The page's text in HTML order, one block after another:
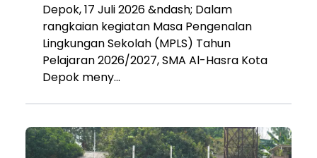
Depok, 17 Juli 2026 &ndash; Dalam
rangkaian kegiatan Masa Pengenalan
Lingkungan Sekolah (MPLS) Tahun
Pelajaran 2026/2027, SMA Al-Hasra Kota
Depok meny...